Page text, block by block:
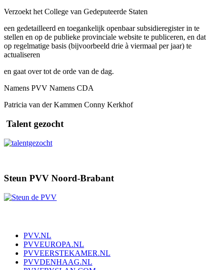
Verzoekt het College van Gedeputeerde Staten
een gedetailleerd en toegankelijk openbaar subsidieregister in te
stellen en op de publieke provinciale website te publiceren, en dat
op regelmatige basis (bijvoorbeeld drie à viermaal per jaar) te
actualiseren
en gaat over tot de orde van de dag.
Namens PVV Namens CDA
Patricia van der Kammen Conny Kerkhof
Talent gezocht
Steun PVV Noord-Brabant
PVV.NL
PVVEUROPA.NL
PVVEERSTEKAMER.NL
PVVDENHAAG.NL